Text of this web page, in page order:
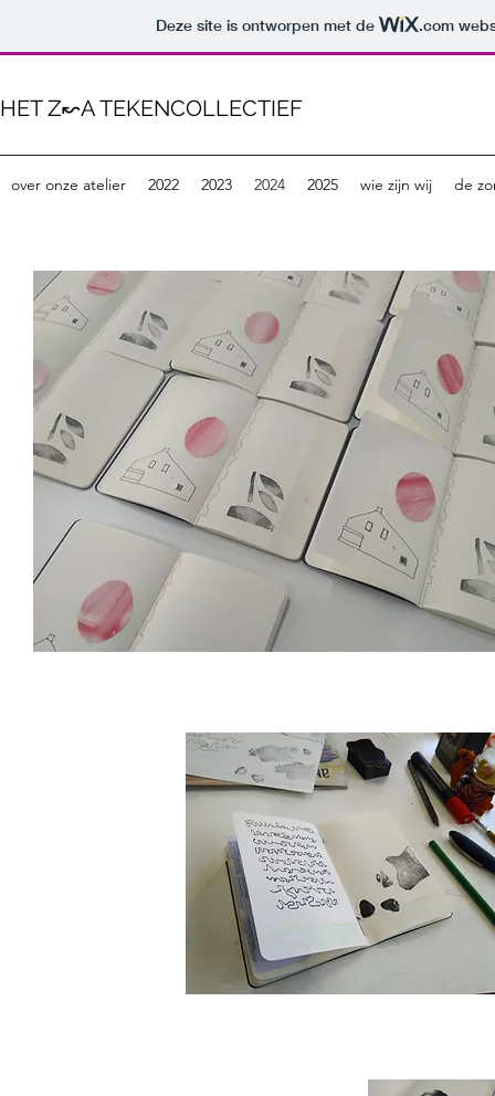
Deze site is ontworpen met de .com
HET Z↜A TEKENCOLLECTIEF
over onze atelier 2022 2023 2024 2025 wie zijn wij de